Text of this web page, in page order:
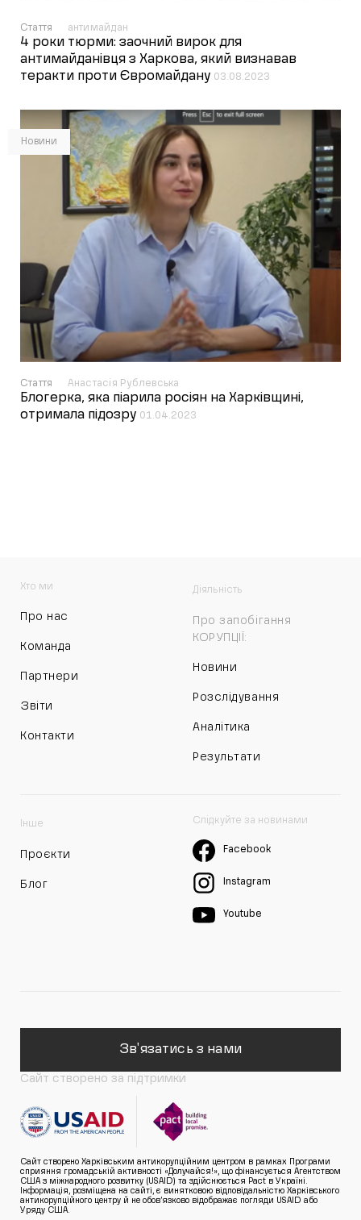
Стаття антимайдан
4 роки тюрми: заочний вирок для
антимайданівця з Харкова, який визнавав
теракти проти Євромайдану 03.08.2023
Новини
Стаття Анастасія Рублевська
Блогерка, яка піарила росіян на Харківщині,
отримала підозру 01.04.2023
Хто ми
Про нас
Команда
Партнери
Звіти
Контакти
Діяльність
Про запобігання
КОРУПЦІЇ:
Новини
Розслідування
Аналітика
Результати
Інше
Проєкти
Блог
Слідкуйте за новинами
Facebook
Instagram
Youtube
Зв'язатись з нами
Сайт створено за підтримки
Сайт створено Харківським антикорупційним центром в рамках Програми
сприяння громадській активності «Долучайся!», що фінансується Агентством
США з міжнародного розвитку (USAID) та здійснюється Pact в Україні.
Інформація, розміщена на сайті, є винятковою відповідальністю Харківського
антикорупційного центру й не обов’язково відображає погляди USAID або
Уряду США.